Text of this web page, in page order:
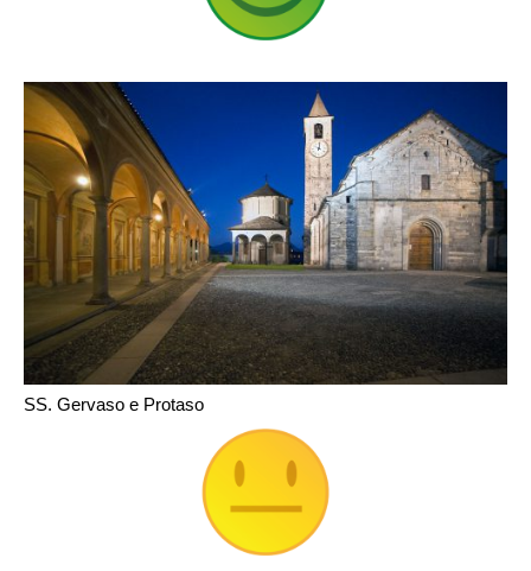
SS. Gervaso e Protaso